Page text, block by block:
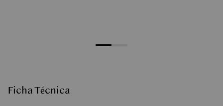
Ficha Técnica